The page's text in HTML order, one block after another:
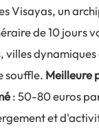
Visayas, un
de 10 jours
villes
souffle. Meilleure
: 50-80 euros
et